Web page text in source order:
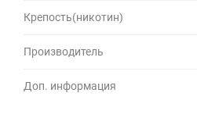
Крепость(никотин)
Производитель
Доп. информация